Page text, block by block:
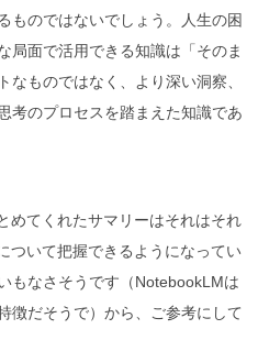
ものではないでしょう。人生の困
局面で活用できる知識は「そのま
なものではなく、より深い洞察、
考のプロセスを踏まえた知識であ
めてくれたサマリーはそれはそれ
ついて把握できるようになってい
もなさそうです（NotebookLMは
徴だそうで）から、ご参考にして